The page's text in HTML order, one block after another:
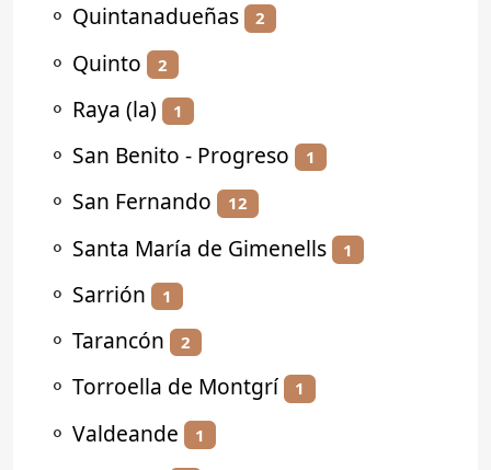
⚬ Quintanadueñas 2
⚬ Quinto 2
⚬ Raya (la) 1
⚬ San Benito - Progreso 1
⚬ San Fernando 12
⚬ Santa María de Gimenells 1
⚬ Sarrión 1
⚬ Tarancón 2
⚬ Torroella de Montgrí 1
⚬ Valdeande 1